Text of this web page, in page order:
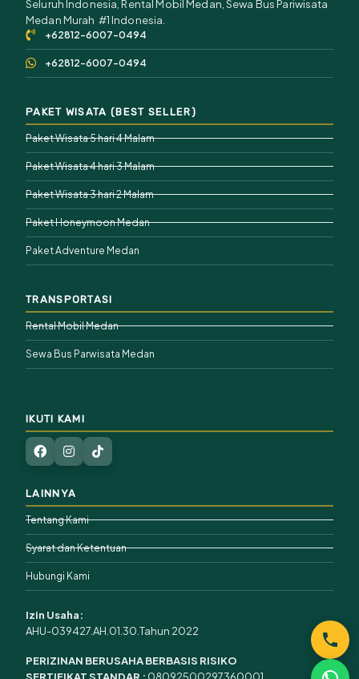
Seluruh Indonesia, Rental Mobil Medan, Sewa Bus Pariwisata
Medan Murah #1 Indonesia.
+62812-6007-0494
+62812-6007-0494
PAKET WISATA (BEST SELLER)
Paket Wisata 5 hari 4 Malam
Paket Wisata 4 hari 3 Malam
Paket Wisata 3 hari 2 Malam
Paket Honeymoon Medan
Paket Adventure Medan
TRANSPORTASI
Rental Mobil Medan
Sewa Bus Parwisata Medan
IKUTI KAMI
LAINNYA
Tentang Kami
Syarat dan Ketentuan
Hubungi Kami
Izin Usaha:
AHU-039427.AH.01.30.Tahun 2022
PERIZINAN BERUSAHA BERBASIS RISIKO
SERTIFIKAT STANDAR : 08092500297360001